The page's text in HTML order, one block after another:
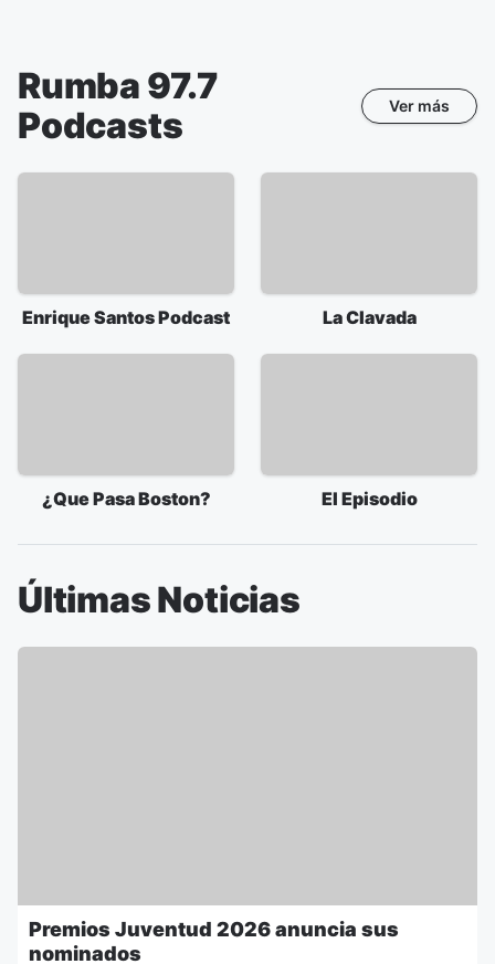
Rumba 97.7
Podcasts
Ver más
Enrique Santos Podcast La Clavada
¿Que Pasa Boston? El Episodio
Últimas Noticias
Premios Juventud 2026 anuncia sus
nominados